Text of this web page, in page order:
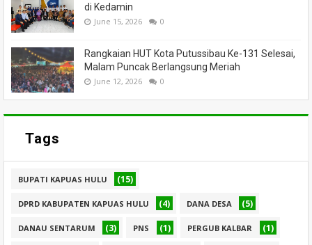
di Kedamin
June 15, 2026 0
Rangkaian HUT Kota Putussibau Ke-131 Selesai,
Malam Puncak Berlangsung Meriah
June 12, 2026 0
Tags
BUPATI KAPUAS HULU (15)
DPRD KABUPATEN KAPUAS HULU (4) DANA DESA (5)
DANAU SENTARUM (3) PNS (1) PERGUB KALBAR (1)